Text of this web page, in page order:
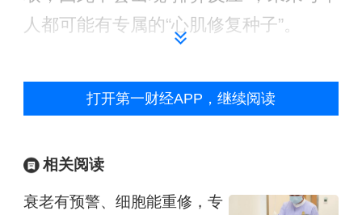
人都可能有专属的“心肌修复种子”。
疗法仍然面临成本高昂的挑战。培育干
新技术使用的监管政策及伦理标准仍在
不断完善中。
打开第一财经APP，继续阅读
相关阅读
衰老有预警、细胞能重修，专